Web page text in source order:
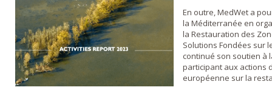
En outre, MedWet a
la Méditerranée en
la Restauration des
Solutions Fondées sur
continué son soutien à
participant aux actions
européenne sur la